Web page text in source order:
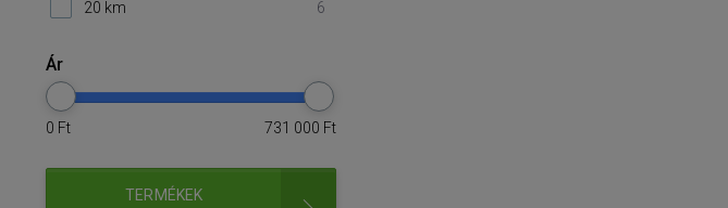
20 km
6
Ár
0 Ft 731 000 Ft
TERMÉKEK